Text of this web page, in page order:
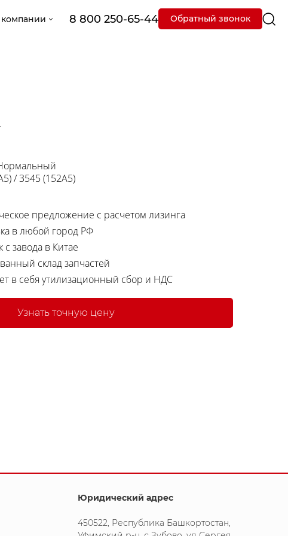
8 800 250-65-44 Обратный звонок
/ 3545 (152A5)
предложение с расчетом лизинга
в любой город РФ
завода в Китае
склад запчастей
в себя утилизационный сбор и НДС
Узнать точную цену
Юридический адрес
450522, Республика Башкортостан,